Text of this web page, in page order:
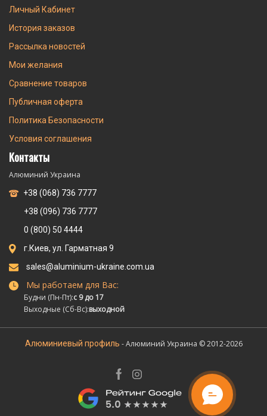
Личный Кабинет
История заказов
Рассылка новостей
Мои желания
Сравнение товаров
Публичная оферта
Политика Безопасности
Условия соглашения
Контакты
Алюминий Украина
+38 (068) 736 7777
+38 (096) 736 7777
0 (800) 50 4444
г.Киев, ул. Гарматная 9
sales@aluminium-ukraine.com.ua
Мы работаем для Вас:
Будни (Пн-Пт):с 9 до 17
Выходные (Сб-Вс):выходной
Алюминиевый профиль - Алюминий Украина © 2012-2026